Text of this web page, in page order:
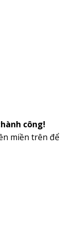
công!
miền trên để